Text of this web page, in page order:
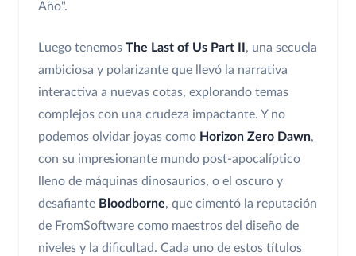
Año".
Luego tenemos The Last of Us Part II , una secuela
ambiciosa y polarizante que llevó la narrativa
interactiva a nuevas cotas, explorando temas
complejos con una crudeza impactante. Y no
podemos olvidar joyas como Horizon Zero Dawn,
con su impresionante mundo post-apocalíptico
lleno de máquinas dinosaurios, o el oscuro y
desafiante Bloodborne, que cimentó la reputación
de FromSoftware como maestros del diseño de
niveles y la dificultad. Cada uno de estos títulos